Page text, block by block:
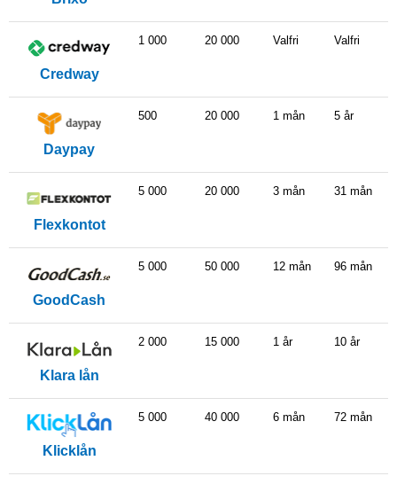
Credway
1 000 20 000 Valfri Valfri
Daypay
500 20 000 1 mån 5 år
Flexkontot
5 000 20 000 3 mån 31 mån
GoodCash
5 000 50 000 12 mån 96 mån
Klara lån
2 000 15 000 1 år 10 år
Klicklån
5 000 40 000 6 mån 72 mån